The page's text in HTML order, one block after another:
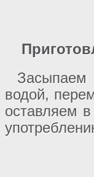
Засыпаем
водой,
оставляем